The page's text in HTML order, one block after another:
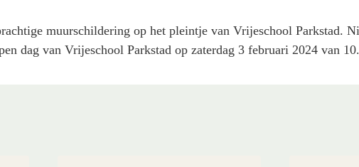
muurschildering op het pleintje van Vrijeschool Parkstad.
dag van Vrijeschool Parkstad op zaterdag 3 februari 2024 van